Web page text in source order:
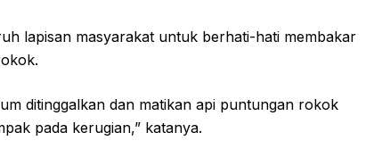
lapisan masyarakat untuk berhati-hati membakar
ditinggalkan dan matikan api puntungan rokok
pada kerugian,” katanya.